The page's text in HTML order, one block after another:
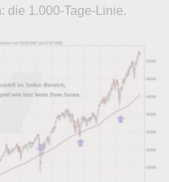
die 1.000-Tage-Linie.